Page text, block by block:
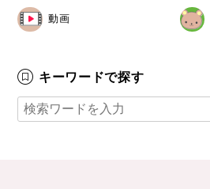
動画
キーワードで探す